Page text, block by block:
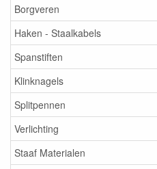
Borgveren
Haken - Staalkabels
Spanstiften
Klinknagels
Splitpennen
Verlichting
Staaf Materialen